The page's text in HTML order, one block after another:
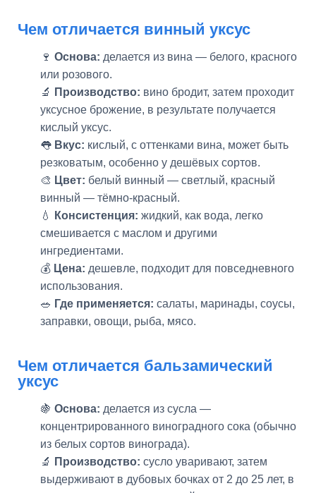
Чем отличается винный уксус
🍷 Основа: делается из вина — белого, красного
или розового.
🔬
Производство: вино бродит, затем проходит
уксусное брожение, в результате получается
кислый уксус.
👅 Вкус: кислый, с оттенками вина, может быть
резковатым, особенно у дешёвых сортов.
🎨 Цвет: белый винный — светлый, красный
винный — тёмно-красный.
💧
Консистенция: жидкий, как вода, легко
смешивается с маслом и другими
ингредиентами.
💰 Цена: дешевле, подходит для повседневного
использования.
🥗 Где применяется: салаты, маринады, соусы,
заправки, овощи, рыба, мясо.
Чем отличается бальзамический
уксус
🍇 Основа: делается из сусла —
концентрированного виноградного сока (обычно
из белых сортов винограда).
🔬
Производство: сусло уваривают, затем
выдерживают в дубовых бочках от 2 до 25 лет, в